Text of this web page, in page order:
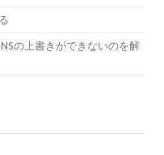
の上書きができないのを解